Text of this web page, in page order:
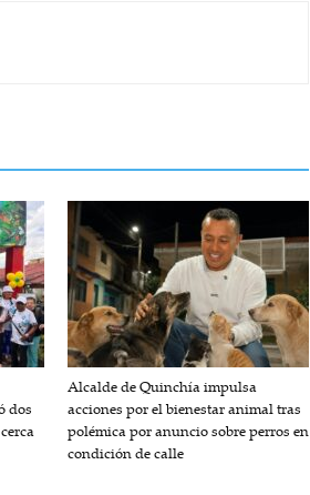
dos
Alcalde de Quinchía impulsa
acciones por el bienestar animal tras
polémica por anuncio sobre perros en
condición de calle